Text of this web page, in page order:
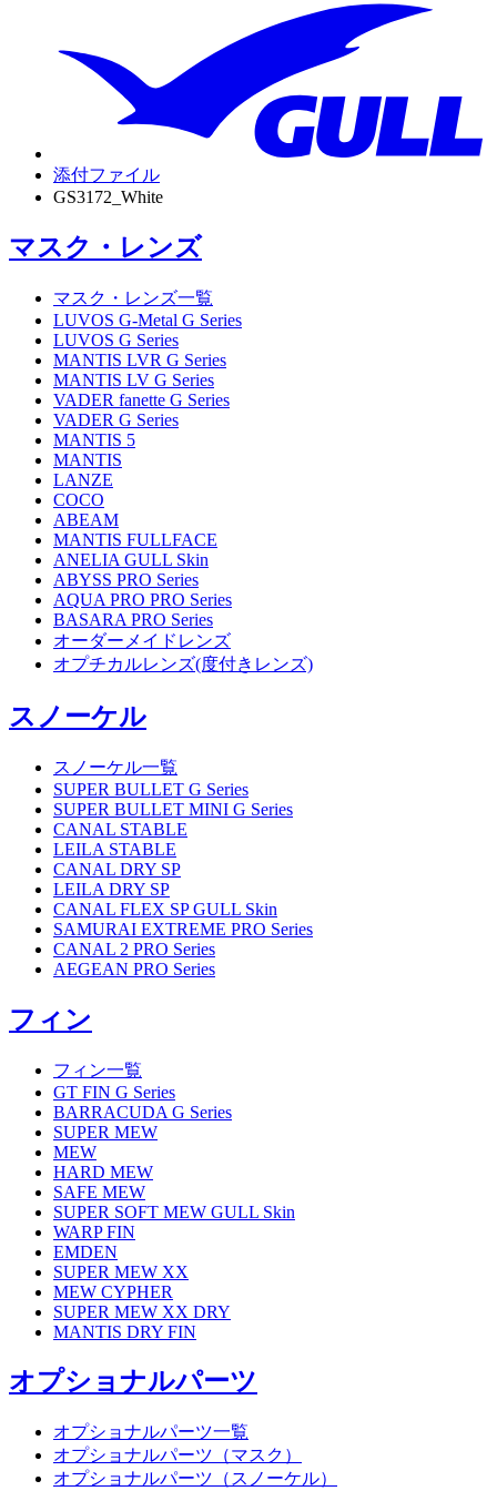
添付ファイル
GS3172_White
マスク・レンズ
マスク・レンズ一覧
LUVOS G-Metal G Series
LUVOS G Series
MANTIS LVR G Series
MANTIS LV G Series
VADER fanette G Series
VADER G Series
MANTIS 5
MANTIS
LANZE
COCO
ABEAM
MANTIS FULLFACE
ANELIA GULL Skin
ABYSS PRO Series
AQUA PRO PRO Series
BASARA PRO Series
オーダーメイドレンズ
オプチカルレンズ(度付きレンズ)
スノーケル
スノーケル一覧
SUPER BULLET G Series
SUPER BULLET MINI G Series
CANAL STABLE
LEILA STABLE
CANAL DRY SP
LEILA DRY SP
CANAL FLEX SP GULL Skin
SAMURAI EXTREME PRO Series
CANAL 2 PRO Series
AEGEAN PRO Series
フィン
フィン一覧
GT FIN G Series
BARRACUDA G Series
SUPER MEW
MEW
HARD MEW
SAFE MEW
SUPER SOFT MEW GULL Skin
WARP FIN
EMDEN
SUPER MEW XX
MEW CYPHER
SUPER MEW XX DRY
MANTIS DRY FIN
オプショナルパーツ
オプショナルパーツ一覧
オプショナルパーツ（マスク）
オプショナルパーツ（スノーケル）